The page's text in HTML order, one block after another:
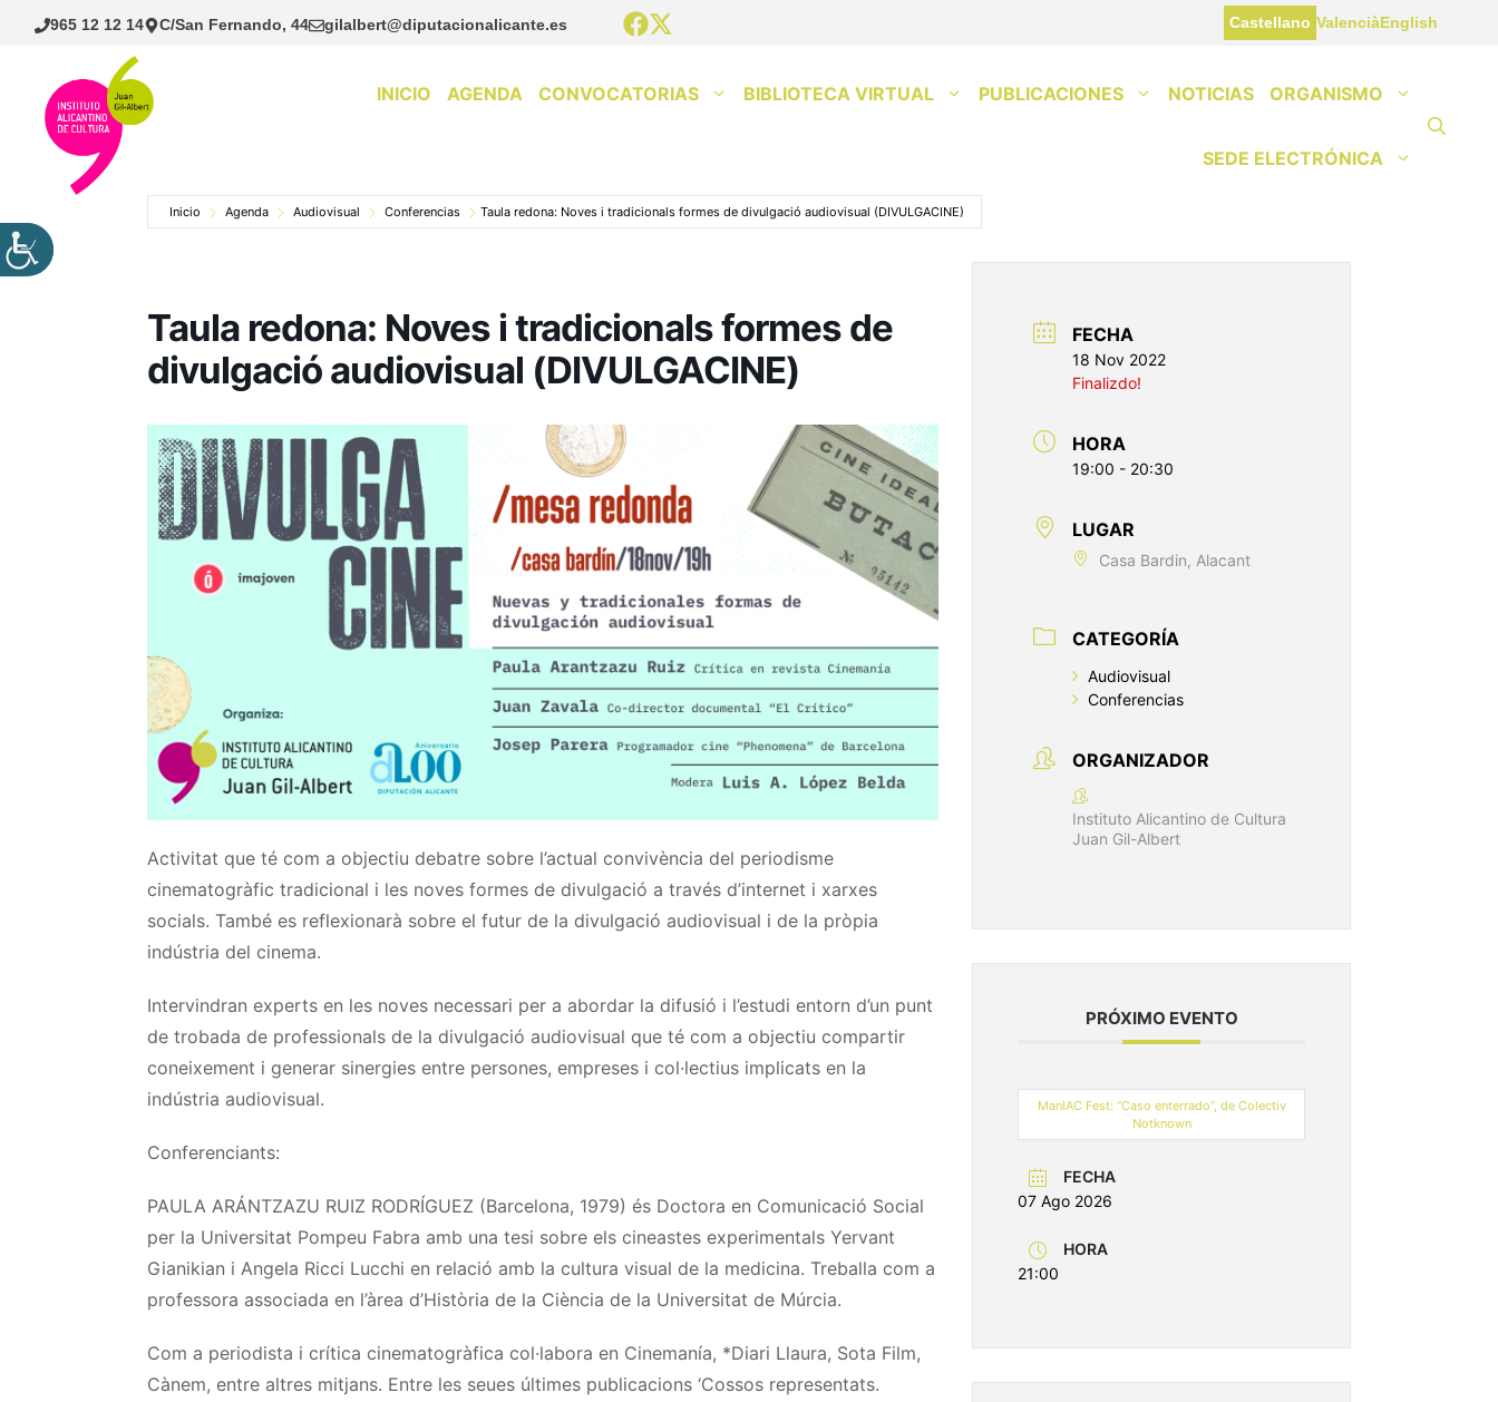
Saltar
965 12 12 14 C/San Fernando, 44 gilalbert@diputacionalicante.es Castellano ValenciàEnglish
INICIO AGENDA CONVOCATORIAS BIBLIOTECA VIRTUAL PUBLICACIONES NOTICIAS ORGANISMO
SEDE ELECTRÓNICA
Inicio Agenda Audiovisual Conferencias Taula redona: Noves i tradicionals formes de divulgació audiovisual (DIVULGACINE)
Taula redona: Noves i tradicionals formes de
divulgació audiovisual (DIVULGACINE)
Activitat que té com a objectiu debatre sobre l’actual convivència del periodisme
cinematogràfic tradicional i les noves formes de divulgació a través d’internet i xarxes
socials. També es reflexionarà sobre el futur de la divulgació audiovisual i de la pròpia
indústria del cinema.
Intervindran experts en les noves necessari per a abordar la difusió i l’estudi entorn d’un punt
de trobada de professionals de la divulgació audiovisual que té com a objectiu compartir
coneixement i generar sinergies entre persones, empreses i col·lectius implicats en la
indústria audiovisual.
Conferenciants:
PAULA ARÁNTZAZU RUIZ RODRÍGUEZ (Barcelona, 1979) és Doctora en Comunicació Social
per la Universitat Pompeu Fabra amb una tesi sobre els cineastes experimentals Yervant
Gianikian i Angela Ricci Lucchi en relació amb la cultura visual de la medicina. Treballa com a
professora associada en l’àrea d’Història de la Ciència de la Universitat de Múrcia.
Com a periodista i crítica cinematogràfica col·labora en Cinemanía, *Diari Llaura, Sota Film,
Cànem, entre altres mitjans. Entre les seues últimes publicacions ‘Cossos representats.
FECHA
18 Nov 2022
Finalizdo!
HORA
19:00 - 20:30
LUGAR
Casa Bardin, Alacant
CATEGORÍA
Audiovisual
Conferencias
ORGANIZADOR
Instituto Alicantino de Cultura
Juan Gil-Albert
PRÓXIMO EVENTO
ManIAC Fest: “Caso enterrado”, de Colectiv
Notknown
FECHA
07 Ago 2026
HORA
21:00